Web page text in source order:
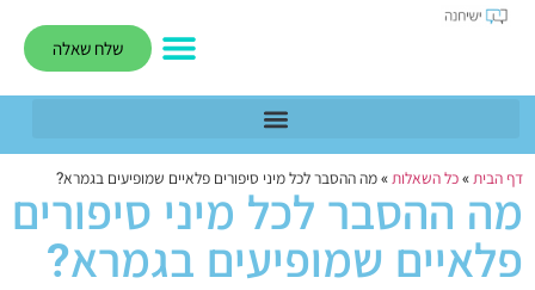
שלח שאלה
דף הבית»כל השאלות»מה ההסבר לכל מיני סיפורים פלאיים שמופיעים בגמרא?
מה ההסבר לכל מיני סיפורים
פלאיים שמופיעים בגמרא?